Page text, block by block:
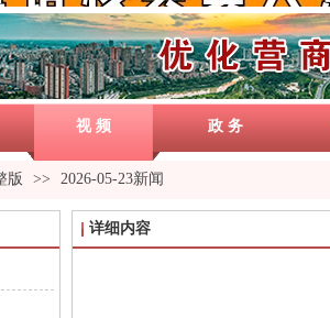
视 频 政 务
版 >> 2026-05-23新闻
详细内容